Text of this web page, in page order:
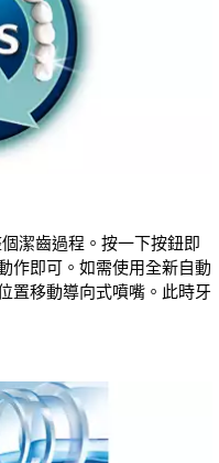
潔齒過程。按一下按鈕即
作即可。如需使用全新自動
置移動導向式噴嘴。此時牙